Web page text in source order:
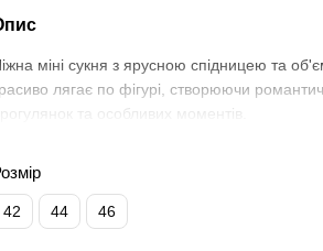
міні сукня з ярусною спідницею та
лягає по фігурі, створюючи
прогулянок та особливих моментів.
42 44 46